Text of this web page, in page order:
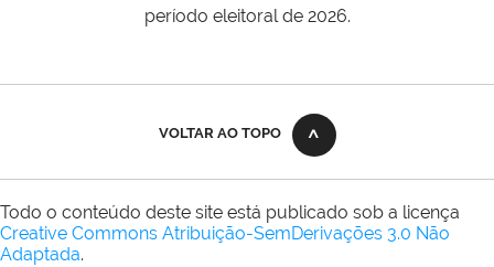
período eleitoral de 2026.
VOLTAR AO TOPO
Todo o conteúdo deste site está publicado sob a licença
Creative Commons Atribuição-SemDerivações 3.0 Não
Adaptada.